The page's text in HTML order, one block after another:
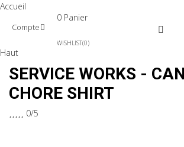
Accueil
Compte
0 Panier
WISHLIST 0
Haut
SERVICE WORKS -
CHORE SHIRT
0/5